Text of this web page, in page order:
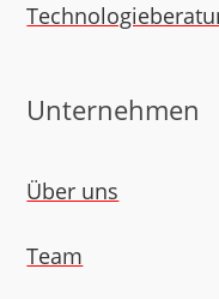
Unternehmen
Über uns
Team